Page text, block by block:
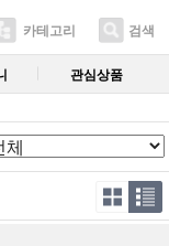
카테고리 검색
관심상품